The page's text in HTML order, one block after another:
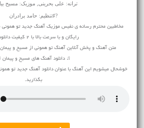
ترانه: علی بحرینی, موزیک: مسیح
?♯تنظیم: حامد برادران
مخاطبین محترم رسانه ی نفیس موزیک آهنگ جدید تو همونی
رایگان و با سرعت بالا با 2 کیفیت دانلود کنید
متن آهنگ و پخش آنلاین آهنگ تو همونی از مسیح و
♫ دانلود آهنگ های مسیح و پیمان
خوشحال میشویم این آهنگ با عنوان دانلود آهنگ جدید تو
بگذارید.